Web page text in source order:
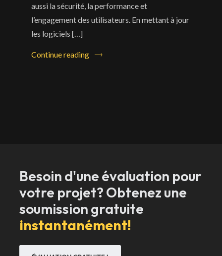
aussi la sécurité, la performance et
l’engagement des utilisateurs. En mettant à jour
les logiciels […]
Continue reading
Besoin d'une évaluation pour
votre projet? Obtenez une
soumission gratuite
instantanément!